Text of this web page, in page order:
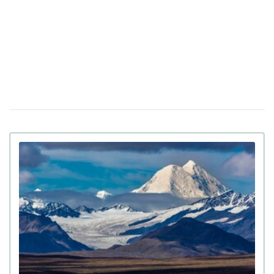
25-річній дівчині провели евтаназію через депресію
23 березня 10:14 Світ на межі голоду через війну в Ірані:
колапс на ринку добрив
20 березня 17:42 Українські офіцери шоковані тактикою
союзників США на Близькому Сході: деталі
12 березня 15:59 Третя світова вже почалася: її ключові
ознаки наводить почесний професор Букінгемського
університету
09 березня 15:00 Вчені завантажили мозок мухи в